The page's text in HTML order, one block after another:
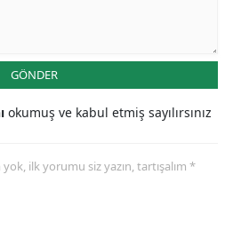
GÖNDER
okumuş ve kabul etmiş sayılırsınız
ilk yorumu siz yazın, tartışalım *